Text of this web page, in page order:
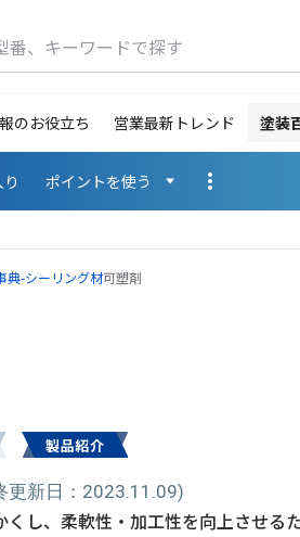
番、キーワードで探す
のお役立ち 営業最新トレンド 塗装
ポイントを使う
典-シーリング材可塑剤
製品紹介
更新日：2023.11.09)
し、柔軟性・加工性を向上させる